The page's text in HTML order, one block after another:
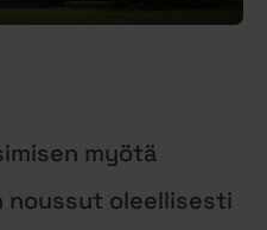
myötä
noussut oleellisesti